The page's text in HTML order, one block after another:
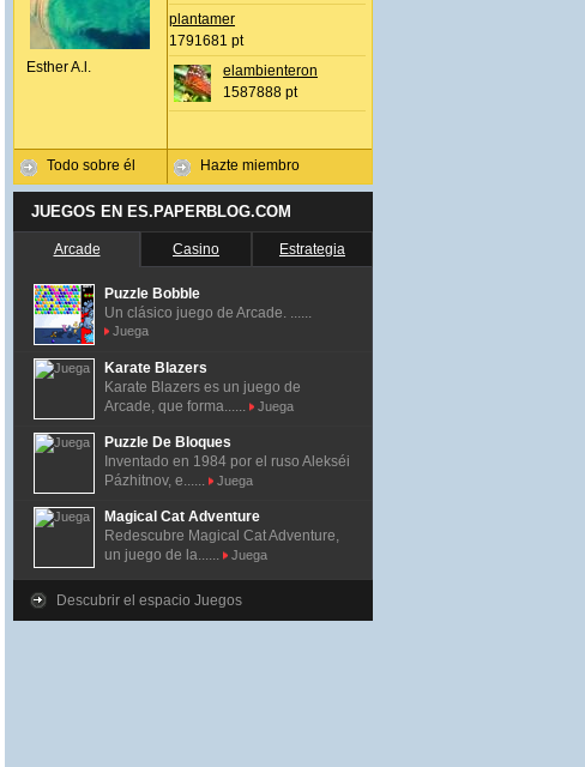
Esther A.l.
Todo sobre él
plantamer
1791681 pt
elambienteron
1587888 pt
Hazte miembro
JUEGOS EN ES.PAPERBLOG.COM
Arcade Casino Estrategia
Puzzle Bobble
Un clásico juego de Arcade. ......
Juega
Karate Blazers
Karate Blazers es un juego de
Arcade, que forma......
Juega
Puzzle De Bloques
Inventado en 1984 por el ruso Alekséi
Pázhitnov, e......
Juega
Magical Cat Adventure
Redescubre Magical Cat Adventure,
un juego de la......
Juega
Descubrir el espacio Juegos